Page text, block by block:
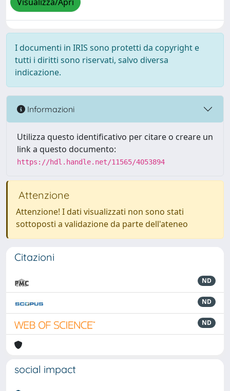
I documenti in IRIS sono protetti da copyright e
tutti i diritti sono riservati, salvo diversa
indicazione.
Informazioni
Utilizza questo identificativo per citare o creare un
link a questo documento:
https://hdl.handle.net/11565/4053894
Attenzione
Attenzione! I dati visualizzati non sono stati
sottoposti a validazione da parte dell'ateneo
Citazioni
ND
ND
ND
social impact